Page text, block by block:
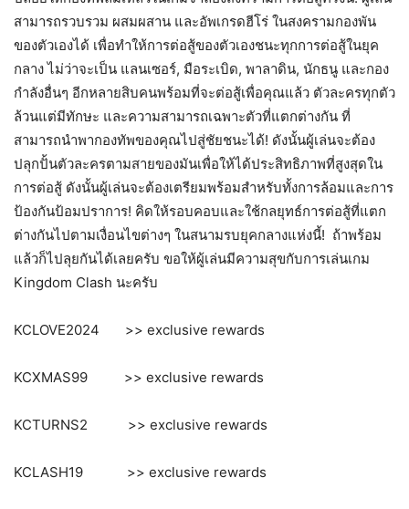
สามารถรวบรวม ผสมผสาน และอัพเกรดฮีโร่ ในสงครามกองพัน
ของตัวเองได้ เพื่อทำให้การต่อสู้ของตัวเองชนะทุกการต่อสู้ในยุค
กลาง ไม่ว่าจะเป็น แลนเซอร์, มือระเบิด, พาลาดิน, นักธนู และกอง
กำลังอื่นๆ อีกหลายสิบคนพร้อมที่จะต่อสู้เพื่อคุณแล้ว ตัวละครทุกตัว
ล้วนแต่มีทักษะ และความสามารถเฉพาะตัวที่แตกต่างกัน ที่
สามารถนำพากองทัพของคุณไปสู่ชัยชนะได้! ดังนั้นผู้เล่นจะต้อง
ปลุกปั้นตัวละครตามสายของมันเพื่อให้ได้ประสิทธิภาพที่สูงสุดใน
การต่อสู้ ดังนั้นผู้เล่นจะต้องเตรียมพร้อมสำหรับทั้งการล้อมและการ
ป้องกันป้อมปราการ! คิดให้รอบคอบและใช้กลยุทธ์การต่อสู้ที่แตก
ต่างกันไปตามเงื่อนไขต่างๆ ในสนามรบยุคกลางแห่งนี้! ถ้าพร้อม
แล้วก็ไปลุยกันได้เลยครับ ขอให้ผู้เล่นมีความสุขกับการเล่นเกม
Kingdom Clash นะครับ
KCLOVE2024 >> exclusive rewards
KCXMAS99 >> exclusive rewards
KCTURNS2 >> exclusive rewards
KCLASH19 >> exclusive rewards